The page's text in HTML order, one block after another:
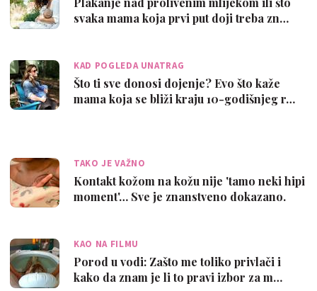
svaka mama koja prvi put doji treba zn…
KAD POGLEDA UNATRAG
Što ti sve donosi dojenje? Evo što kaže
mama koja se bliži kraju 10-godišnjeg r…
TAKO JE VAŽNO
Kontakt kožom na kožu nije 'tamo neki hipi
moment'… Sve je znanstveno dokazano.
KAO NA FILMU
Porod u vodi: Zašto me toliko privlači i
kako da znam je li to pravi izbor za m…